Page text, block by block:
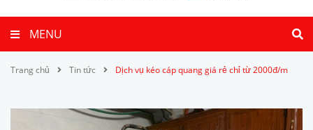
MENU
Trang chủ Tin tức Dịch vụ kéo cáp quang giá rẻ chỉ từ 2000đ/m